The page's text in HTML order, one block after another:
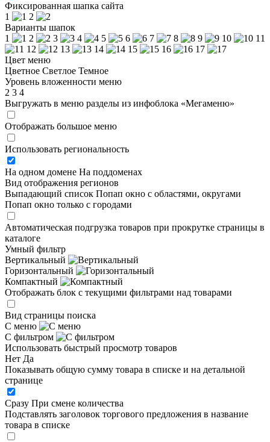
Фиксированная шапка сайта
1
2
Варианты шапок
1
2 3 4 5 6 7 8 9 10
11
12
13 14 15 16
17
Цвет меню
Цветное Светлое Темное
Уровень вложенности меню
2 3 4
Выгружать в меню разделы из инфоблока «Мегаменю»
Отображать большое меню
Использовать региональность
На одном домене На поддоменах
Вид отображения регионов
Выпадающий список Попап окно c областями, округами
Попап окно только с городами
Автоматическая подгрузка товаров при прокрутке страницы в
каталоге
Умный фильтр
Вертикальный
Горизонтальный
Компактный
Отображать блок с текущими фильтрами над товарами
Вид страницы поиска
С меню
С фильтром
Использовать быстрый просмотр товаров
Нет Да
Показывать общую сумму товара в списке и на детальной
странице
Сразу При смене количества
Подставлять заголовок торгового предложения в название
товара в списке